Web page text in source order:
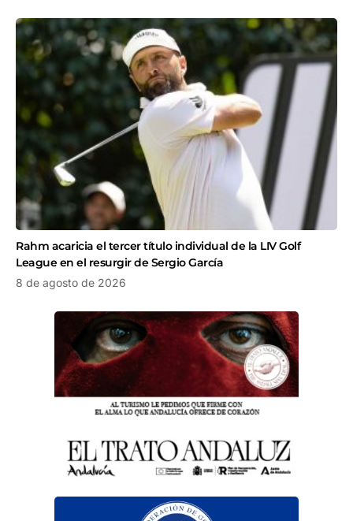
Rahm acaricia el tercer título individual de la LIV Golf
League en el resurgir de Sergio García
8 de agosto de 2026